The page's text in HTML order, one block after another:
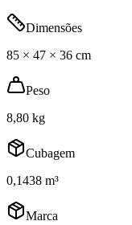
Dimensões
85 × 47 × 36 cm
Peso
8,80 kg
Cubagem
0,1438 m³
Marca